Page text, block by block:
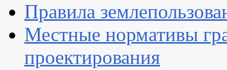
Правила
Местные нормативы
проектирования